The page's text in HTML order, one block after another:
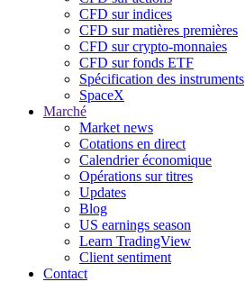
CFD sur indices
CFD sur matières premières
CFD sur crypto-monnaies
CFD sur fonds ETF
Spécification des instruments
SpaceX
Marché
Market news
Cotations en direct
Calendrier économique
Opérations sur titres
Updates
Blog
US earnings season
Learn TradingView
Client sentiment
Contact